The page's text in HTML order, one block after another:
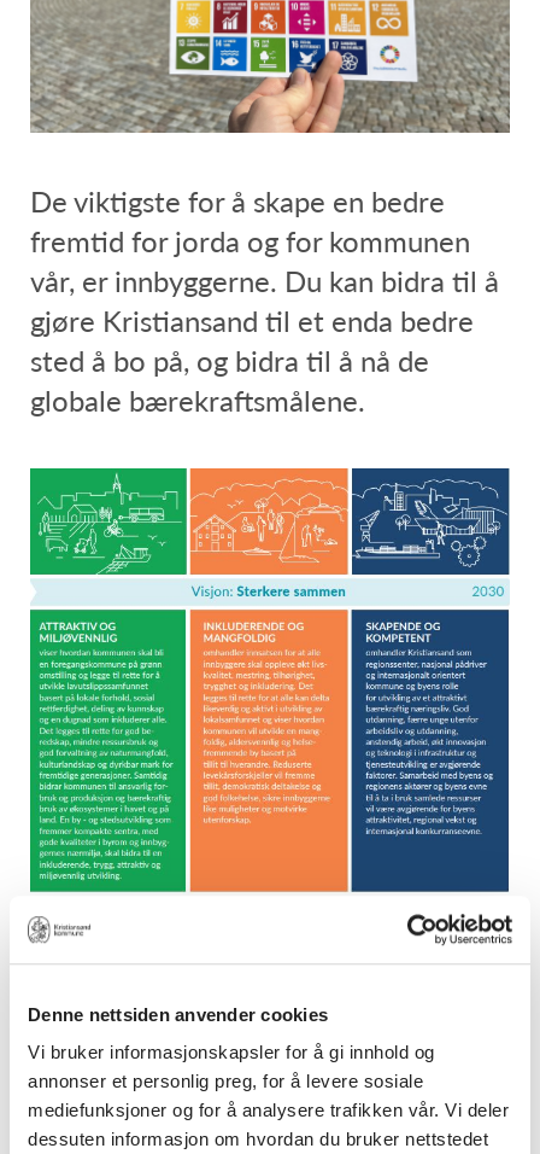
Denne nettsiden anvender cookies
Vi bruker informasjonskapsler for å gi innhold og
annonser et personlig preg, for å levere sosiale
mediefunksjoner og for å analysere trafikken vår. Vi deler
dessuten informasjon om hvordan du bruker nettstedet
De viktigste for å skape en bedre
fremtid for jorda og for kommunen
vår, er innbyggerne. Du kan bidra til å
gjøre Kristiansand til et enda bedre
sted å bo på, og bidra til å nå de
globale bærekraftsmålene.
Kristiansand kommune satser på tre
områder som skal få ekstra
oppmerksomhet og ressurser
framover. Kristiansand skal være
attraktiv og miljøvennlig - en